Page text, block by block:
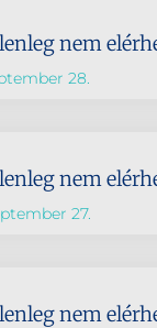
nem
28.
nem
27.
nem